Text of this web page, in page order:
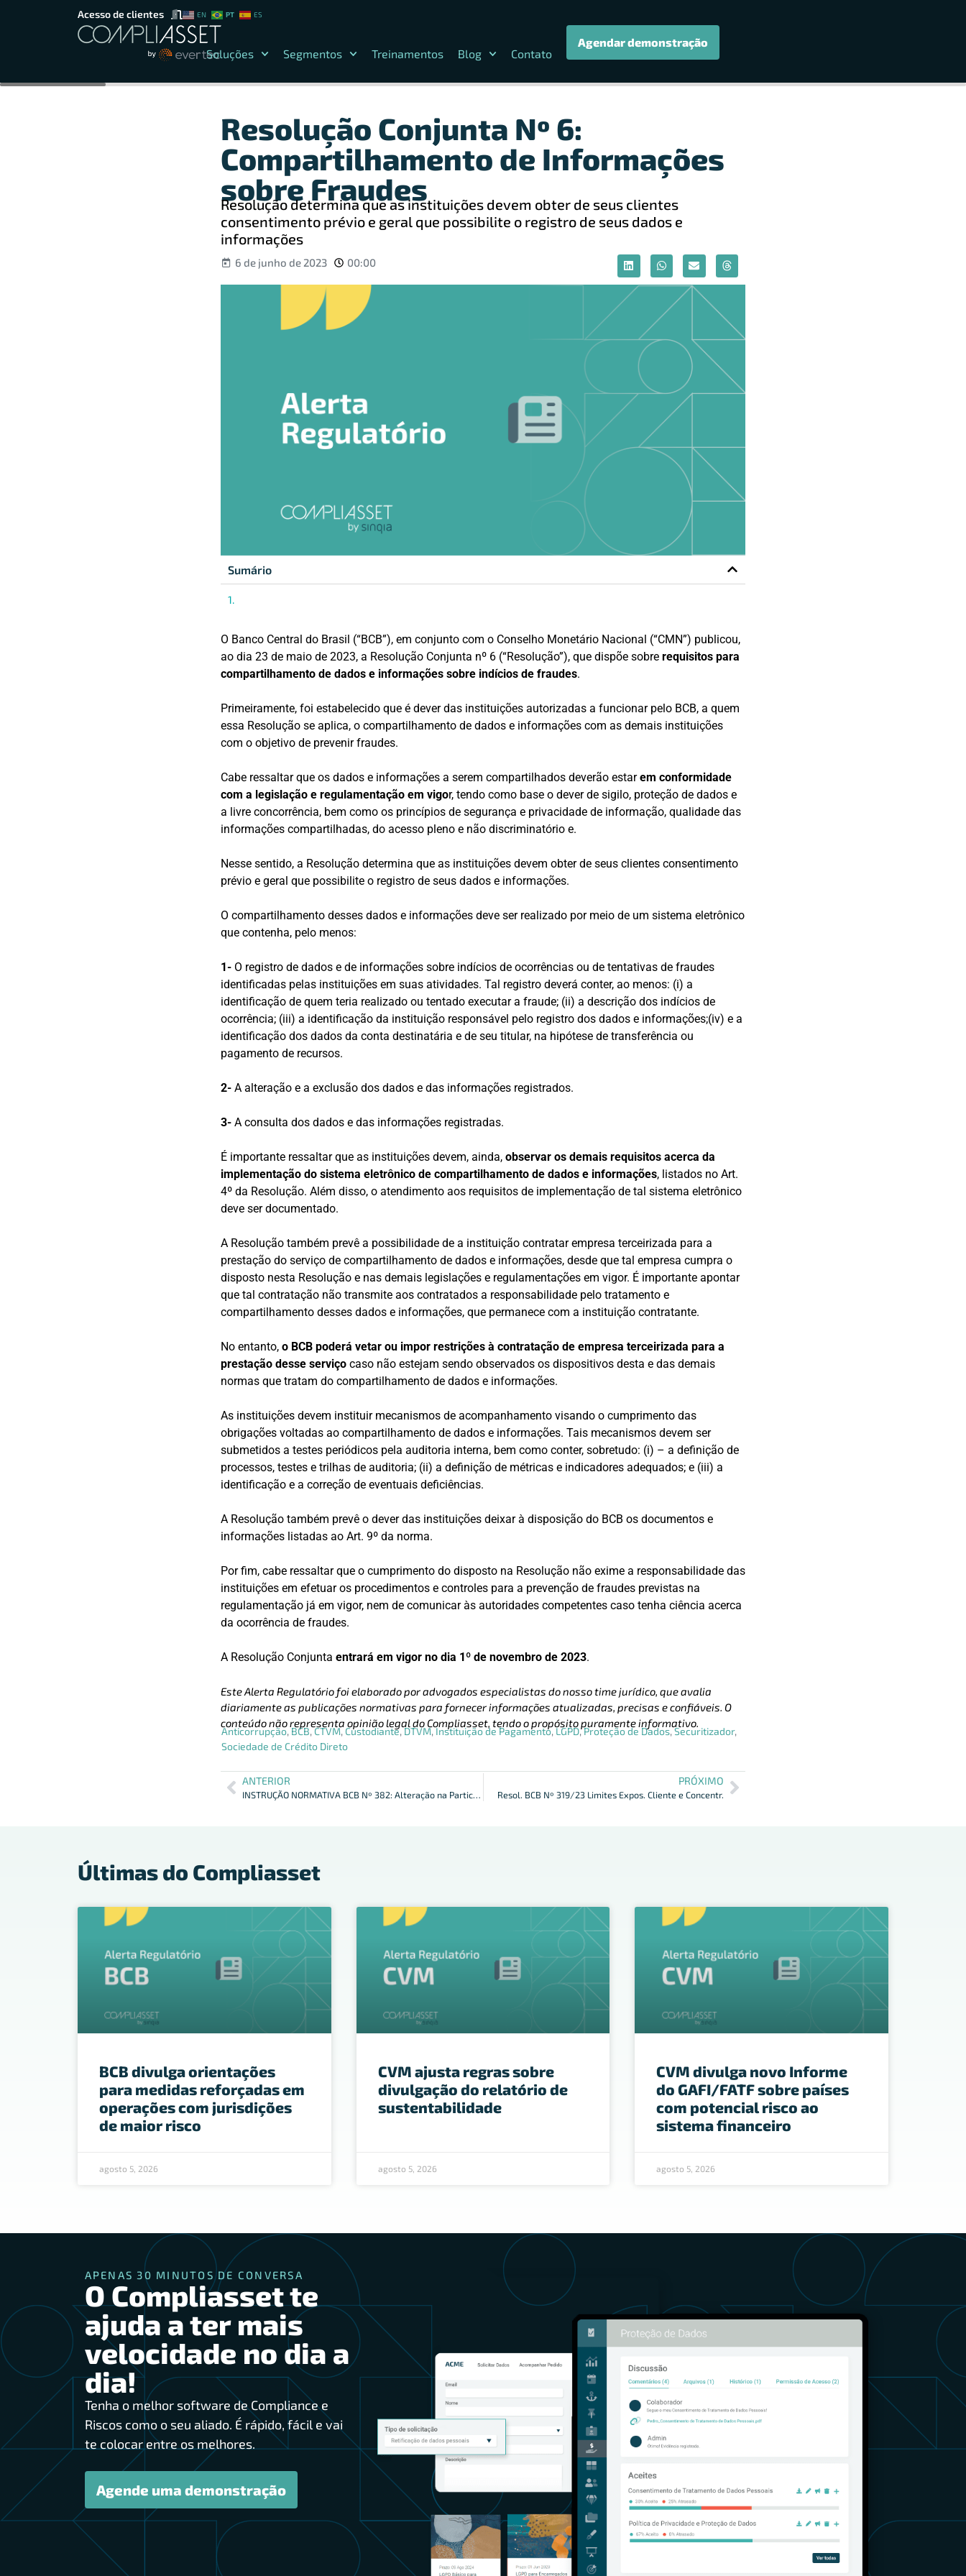
Acesso de clientes EN PT ES
Soluções Segmentos Treinamentos Blog Contato
Agendar demonstração
Resolução Conjunta Nº 6:
Compartilhamento de Informações
sobre Fraudes
Resolução determina que as instituições devem obter de seus clientes
consentimento prévio e geral que possibilite o registro de seus dados e
informações
6 de junho de 2023 00:00
Sumário
O Banco Central do Brasil (“BCB”), em conjunto com o Conselho Monetário Nacional (“CMN”) publicou,
ao dia 23 de maio de 2023, a Resolução Conjunta nº 6 (“Resolução”), que dispõe sobre requisitos para
compartilhamento de dados e informações sobre indícios de fraudes.
Primeiramente, foi estabelecido que é dever das instituições autorizadas a funcionar pelo BCB, a quem
essa Resolução se aplica, o compartilhamento de dados e informações com as demais instituições
com o objetivo de prevenir fraudes.
Cabe ressaltar que os dados e informações a serem compartilhados deverão estarem conformidade
com a legislação e regulamentação em vigor, tendo como base o dever de sigilo, proteção de dados e
a livre concorrência, bem como os princípios de segurança e privacidade de informação, qualidade das
informações compartilhadas, do acesso pleno e não discriminatório e.
Nesse sentido, a Resolução determina que as instituições devem obter de seus clientes consentimento
prévio e geral que possibilite o registro de seus dados e informações.
O compartilhamento desses dados e informações deve ser realizado por meio de um sistema eletrônico
que contenha, pelo menos:
1- O registro de dados e de informações sobre indícios de ocorrências ou de tentativas de fraudes
identificadas pelas instituições em suas atividades. Tal registro deverá conter, ao menos: (i) a
identificação de quem teria realizado ou tentado executar a fraude; (ii) a descrição dos indícios de
ocorrência; (iii) a identificação da instituição responsável pelo registro dos dados e informações;(iv) e a
identificação dos dados da conta destinatária e de seu titular, na hipótese de transferência ou
pagamento de recursos.
2- A alteração e a exclusão dos dados e das informações registrados.
3- A consulta dos dados e das informações registradas.
É importante ressaltar que as instituições devem, ainda, observar os demais requisitos acerca da
implementação do sistema eletrônico de compartilhamento de dados e informações, listados no Art.
4º da Resolução. Além disso, o atendimento aos requisitos de implementação de tal sistema eletrônico
deve ser documentado.
A Resolução também prevê a possibilidade de a instituição contratar empresa terceirizada para a
prestação do serviço de compartilhamento de dados e informações, desde que tal empresa cumpra o
disposto nesta Resolução e nas demais legislações e regulamentações em vigor. É importante apontar
que tal contratação não transmite aos contratados a responsabilidade pelo tratamento e
compartilhamento desses dados e informações, que permanece com a instituição contratante.
No entanto, o BCB poderá vetar ou impor restrições à contratação de empresa terceirizada para a
prestação desse serviço caso não estejam sendo observados os dispositivos desta e das demais
normas que tratam do compartilhamento de dados e informações.
As instituições devem instituir mecanismos de acompanhamento visando o cumprimento das
obrigações voltadas ao compartilhamento de dados e informações. Tais mecanismos devem ser
submetidos a testes periódicos pela auditoria interna, bem como conter, sobretudo: (i) – a definição de
processos, testes e trilhas de auditoria; (ii) a definição de métricas e indicadores adequados; e (iii) a
identificação e a correção de eventuais deficiências.
A Resolução também prevê o dever das instituições deixar à disposição do BCB os documentos e
informações listadas ao Art. 9º da norma.
Por fim, cabe ressaltar que o cumprimento do disposto na Resolução não exime a responsabilidade das
instituições em efetuar os procedimentos e controles para a prevenção de fraudes previstas na
regulamentação já em vigor, nem de comunicar às autoridades competentes caso tenha ciência acerca
da ocorrência de fraudes.
A Resolução Conjunta entrará em vigor no dia 1º de novembro de 2023.
Este Alerta Regulatório foi elaborado por advogados especialistas do nosso time jurídico, que avalia
diariamente as publicações normativas para fornecer informações atualizadas, precisas e confiáveis. O
conteúdo não representa opinião legal do Compliasset, tendo o propósito puramente informativo.
Anticorrupção,BCB,CTVM,Custodiante,DTVM,Instituição de Pagamento,LGPD,Proteção de Dados,Securitizador,
Sociedade de Crédito Direto
ANTERIOR
INSTRUÇÃO NORMATIVA BCB Nº 382: Alteração na Participação no Spi
PRÓXIMO
Resol. BCB Nº 319/23 Limites Expos. Cliente e Concentr.
Últimas do Compliasset
BCB divulga orientações
para medidas reforçadas em
operações com jurisdições
de maior risco
agosto 5, 2026
CVM ajusta regras sobre
divulgação do relatório de
sustentabilidade
agosto 5, 2026
CVM divulga novo Informe
do GAFI/FATF sobre países
com potencial risco ao
sistema financeiro
agosto 5, 2026
APENAS 30 MINUTOS DE CONVERSA
O Compliasset te
ajuda a ter mais
velocidade no dia a
dia!
Tenha o melhor software de Compliance e
Riscos como o seu aliado. É rápido, fácil e vai
te colocar entre os melhores.
Agende uma demonstração